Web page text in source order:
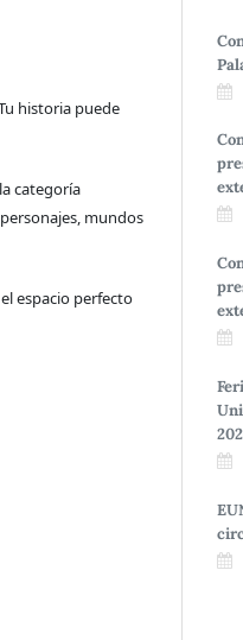
historia puede
categoría
mundos
espacio perfecto